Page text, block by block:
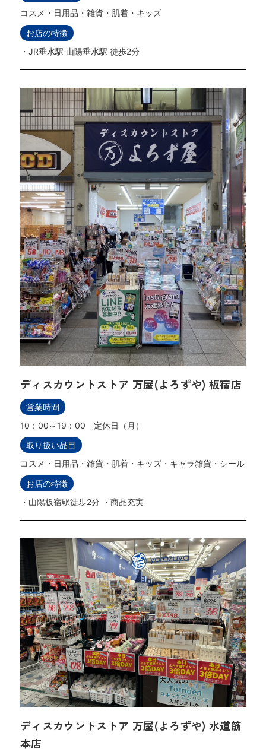
コスメ・日用品・雑貨・肌着・キッズ
お店の特徴
・JR垂水駅 山陽垂水駅 徒歩2分
ディスカウントストア 万屋(よろずや) 板宿店
営業時間
10：00～19：00 定休日（月）
取り扱い品目
コスメ・日用品・雑貨・肌着・キッズ・キャラ雑貨・シール
お店の特徴
・山陽板宿駅徒歩2分 ・商品充実
ディスカウントストア 万屋(よろずや) 水道筋
本店